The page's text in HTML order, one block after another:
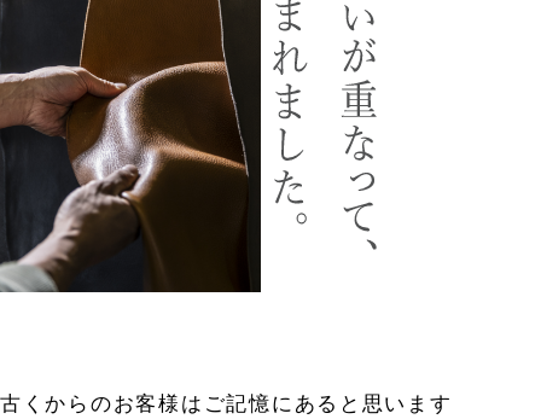
古くからのお客様はご記憶にあると思います